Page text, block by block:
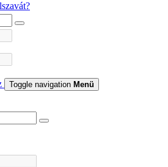
Toggle navigation Menü